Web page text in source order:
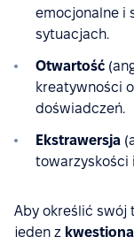
emocjonalne i
sytuacjach.
Otwartość
kreatywności
doświadczeń.
Ekstrawersja
towarzyskości
Aby określić swój
jeden z